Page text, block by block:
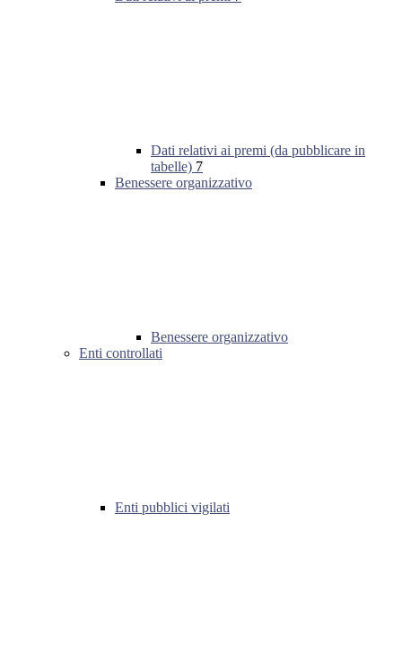
Dati relativi ai premi (da pubblicare in
tabelle) 7
Benessere organizzativo
Benessere organizzativo
Enti controllati
Enti pubblici vigilati